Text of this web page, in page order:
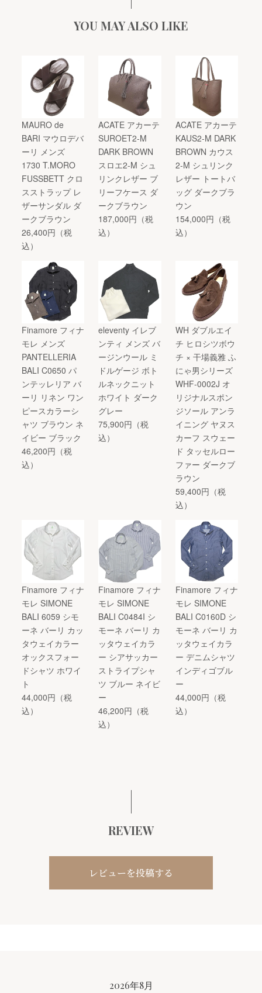
YOU MAY ALSO LIKE
MAURO de
BARI マウロデバ
ーリ メンズ
1730 T.MORO
FUSSBETT クロ
スストラップ レ
ザーサンダル ダ
ークブラウン
26,400円（税
込）
ACATE アカーテ
SUROET2-M
DARK BROWN
スロエ2-M シュ
リンクレザー ブ
リーフケース ダ
ークブラウン
187,000円（税
込）
ACATE アカーテ
KAUS2-M DARK
BROWN カウス
2-M シュリンク
レザー トートバ
ッグ ダークブラ
ウン
154,000円（税
込）
Finamore フィナ
モレ メンズ
PANTELLERIA
BALI C0650 パ
ンテッレリア バ
ーリ リネン ワン
ピースカラーシ
ャツ ブラウン ネ
イビー ブラック
46,200円（税
込）
eleventy イレブ
ンティ メンズ バ
ージンウール ミ
ドルゲージ ボト
ルネックニット
ホワイト ダーク
グレー
75,900円（税
込）
WH ダブルエイ
チ ヒロシツボウ
チ × 干場義雅 ふ
にゃ男シリーズ
WHF-0002J オ
リジナルスポン
ジソール アンラ
イニング ヤヌス
カーフ スウェー
ド タッセルロー
ファー ダークブ
ラウン
59,400円（税
込）
Finamore フィナ
モレ SIMONE
BALI 6059 シモ
ーネ バーリ カッ
タウェイカラー
オックスフォー
ドシャツ ホワイ
ト
44,000円（税
込）
Finamore フィナ
モレ SIMONE
BALI C0484I シ
モーネ バーリ カ
ッタウェイカラ
ー シアサッカー
ストライプシャ
ツ ブルー ネイビ
ー
46,200円（税
込）
Finamore フィナ
モレ SIMONE
BALI C0160D シ
モーネ バーリ カ
ッタウェイカラ
ー デニムシャツ
インディゴブル
ー
44,000円（税
込）
REVIEW
レビューを投稿する
2026年8月